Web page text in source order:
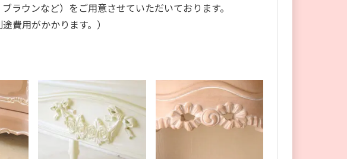
ラウンなど）をご用意させていただいております。
費用がかかります。）